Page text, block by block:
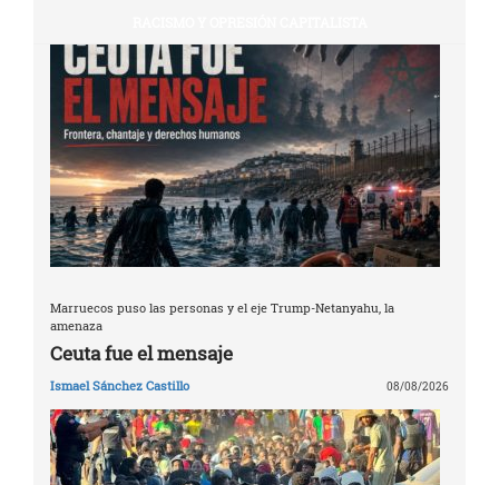
Marruecos puso las personas y el eje Trump-Netanyahu, la
amenaza
Ceuta fue el mensaje
Ismael Sánchez Castillo 08/08/2026